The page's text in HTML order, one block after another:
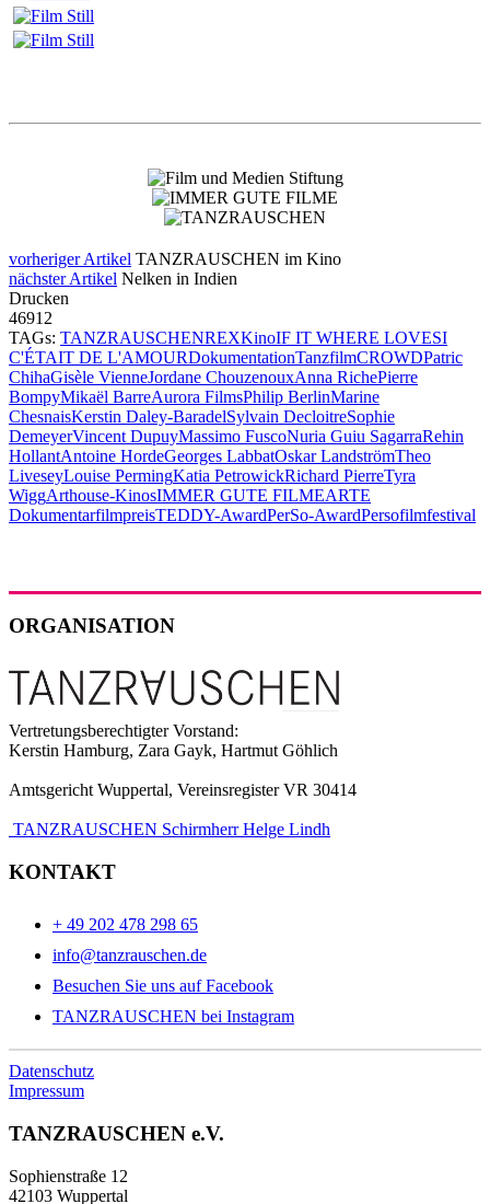
vorheriger Artikel TANZRAUSCHEN im Kino
nächster Artikel Nelken in Indien
Drucken
46912
TAGs: TANZRAUSCHENREXKinoIF IT WHERE LOVESI
C'ÉTAIT DE L'AMOURDokumentationTanzfilmCROWDPatric
ChihaGisèle VienneJordane ChouzenouxAnna RichePierre
BompyMikaël BarreAurora FilmsPhilip BerlinMarine
ChesnaisKerstin Daley-BaradelSylvain DecloitreSophie
DemeyerVincent DupuyMassimo FuscoNuria Guiu SagarraRehin
HollantAntoine HordeGeorges LabbatOskar LandströmTheo
LiveseyLouise PermingKatia PetrowickRichard PierreTyra
WiggArthouse-KinosIMMER GUTE FILMEARTE
DokumentarfilmpreisTEDDY-AwardPerSo-AwardPersofilmfestival
ORGANISATION
Vertretungsberechtigter Vorstand:
Kerstin Hamburg, Zara Gayk, Hartmut Göhlich
Amtsgericht Wuppertal, Vereinsregister VR 30414
TANZRAUSCHEN Schirmherr Helge Lindh
KONTAKT
+ 49 202 478 298 65
info@tanzrauschen.de
Besuchen Sie uns auf Facebook
TANZRAUSCHEN bei Instagram
Datenschutz
Impressum
TANZRAUSCHEN e.V.
Sophienstraße 12
42103 Wuppertal